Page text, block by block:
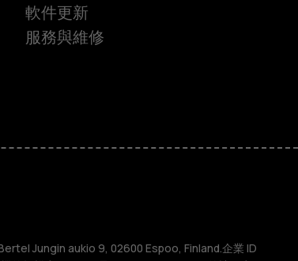
軟件更新
服務與維修
Jungin aukio 9, 02600 Espoo, Finland.企業 ID